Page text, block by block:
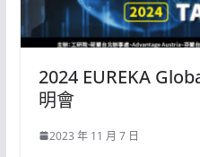
2024 EUREKA
明會
2023 年 11 月 7 日